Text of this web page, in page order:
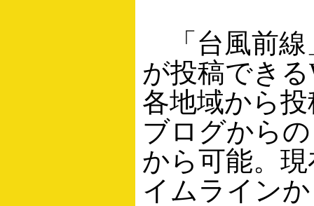
「台風前線
が投稿でき
各地域から
ブログから
から可能。
イムライン